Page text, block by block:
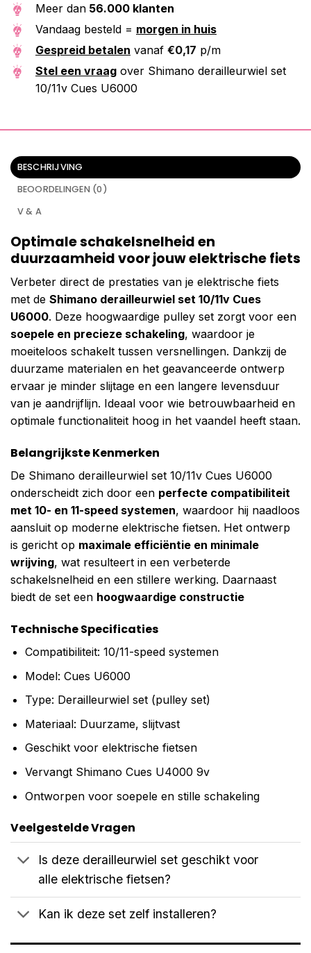
Meer dan 56.000 klanten
Vandaag besteld = morgen in huis
Gespreid betalen vanaf €0,17 p/m
Stel een vraag over Shimano derailleurwiel set
10/11v Cues U6000
BESCHRIJVING
BEOORDELINGEN (0)
V & A
Optimale schakelsnelheid en
duurzaamheid voor jouw elektrische fiets
Verbeter direct de prestaties van je elektrische fiets
met de Shimano derailleurwiel set 10/11v Cues
U6000. Deze hoogwaardige pulley set zorgt voor een
soepele en precieze schakeling, waardoor je
moeiteloos schakelt tussen versnellingen. Dankzij de
duurzame materialen en het geavanceerde ontwerp
ervaar je minder slijtage en een langere levensduur
van je aandrijflijn. Ideaal voor wie betrouwbaarheid en
optimale functionaliteit hoog in het vaandel heeft staan.
Belangrijkste Kenmerken
De Shimano derailleurwiel set 10/11v Cues U6000
onderscheidt zich door een perfecte compatibiliteit
met 10- en 11-speed systemen, waardoor hij naadloos
aansluit op moderne elektrische fietsen. Het ontwerp
is gericht op maximale efficiëntie en minimale
wrijving, wat resulteert in een verbeterde
schakelsnelheid en een stillere werking. Daarnaast
biedt de set een hoogwaardige constructie
Technische Specificaties
Compatibiliteit: 10/11-speed systemen
Model: Cues U6000
Type: Derailleurwiel set (pulley set)
Materiaal: Duurzame, slijtvast
Geschikt voor elektrische fietsen
Vervangt Shimano Cues U4000 9v
Ontworpen voor soepele en stille schakeling
Veelgestelde Vragen
Is deze derailleurwiel set geschikt voor
alle elektrische fietsen?
Kan ik deze set zelf installeren?